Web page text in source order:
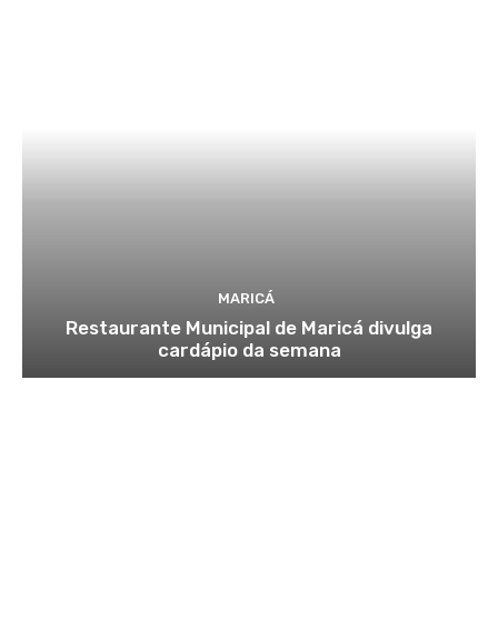
MARICÁ
Restaurante Municipal de Maricá divulga
cardápio da semana